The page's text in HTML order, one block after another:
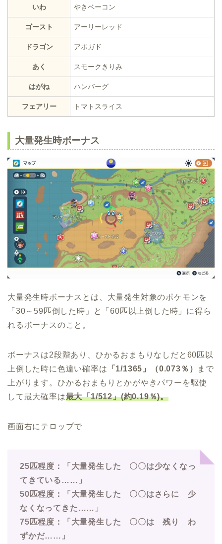
いわ やきベーコン
ゴースト アーリーレッド
ドラゴン アボガド
あく スモークきりみ
はがね ハンバーグ
フェアリー トマトスライス
大量発生時ボーナス
大量発生時ボーナスとは、大量発生対象のポケモンを
「30～59匹倒した時」と「60匹以上倒した時」に得ら
れるボーナスのこと。
ボーナスは2段階あり、ひかるおまもりなしだと60匹以
上倒した時に色違い確率は 「1/1365」（0.073％）
まで
上がります。ひかるおまもりとかがやきパワーを駆使
して最大確率は最大「1/512」(約0.19％)。
画面右にテロップで
25匹程度：「大量発生した 〇〇は少なくなっ
てきている……」
50匹程度：「大量発生した 〇〇はさらに 少
なくなってきた……」
75匹程度：「大量発生した 〇〇は 残り わ
ずかだ……」